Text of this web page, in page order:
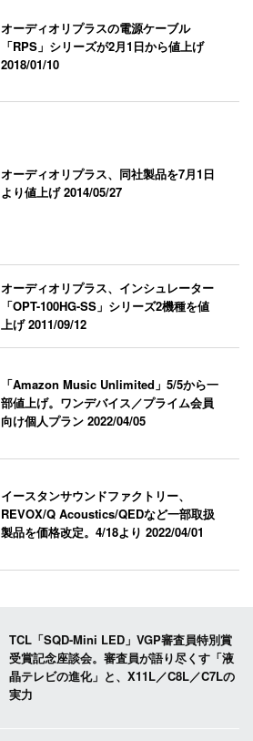
オーディオリプラスの電源ケーブル
「RPS」シリーズが2月1日から値上げ
2018/01/10
オーディオリプラス、同社製品を7月1日
より値上げ2014/05/27
オーディオリプラス、インシュレーター
「OPT-100HG-SS」シリーズ2機種を値
上げ2011/09/12
「Amazon Music Unlimited」5/5から一
部値上げ。ワンデバイス／プライム会員
向け個人プラン2022/04/05
イースタンサウンドファクトリー、
REVOX/Q Acoustics/QEDなど一部取扱
製品を価格改定。4/18より2022/04/01
TCL「SQD-Mini LED」VGP審査員特別賞
受賞記念座談会。審査員が語り尽くす「液
晶テレビの進化」と、X11L／C8L／C7Lの
実力